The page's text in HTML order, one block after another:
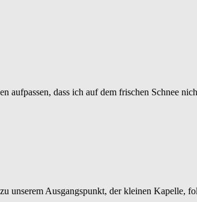
aufpassen, dass ich auf dem frischen Schnee
Ausgangspunkt, der kleinen Kapelle,